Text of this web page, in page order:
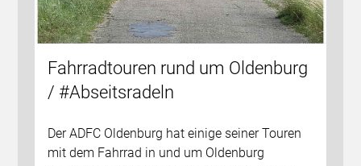
Fahrradtouren rund um Oldenburg
/ #Abseitsradeln
Der ADFC Oldenburg hat einige seiner Touren
mit dem Fahrrad in und um Oldenburg